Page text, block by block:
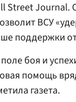
Street Journal.
ВСУ
поддержки
боя и
помощь
газета.